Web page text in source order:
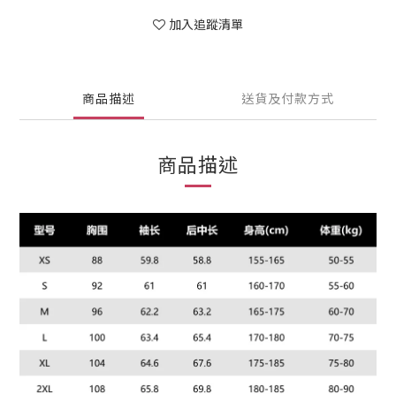
加入追蹤清單
商品描述 送貨及付款方式
商品描述